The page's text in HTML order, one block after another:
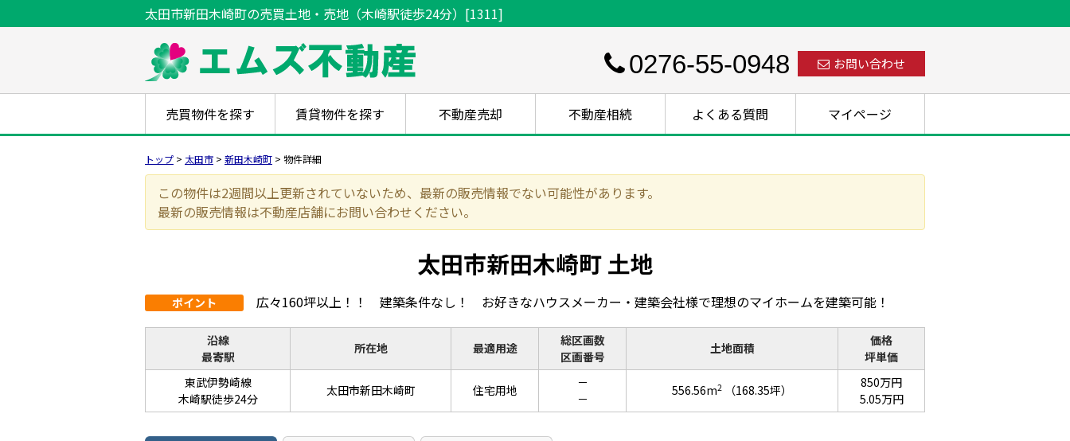
太田市新田木崎町の売買土地・売地（木崎駅徒歩24分）[1311]
お問い合わせ
0276-55-0948
売買物件を探す 賃貸物件を探す 不動産売却 不動産相続 よくある質問 マイページ
トップ > 太田市 > 新田木崎町 > 物件詳細
この物件は2週間以上更新されていないため、最新の販売情報でない可能性があります。
最新の販売情報は不動産店舗にお問い合わせください。
太田市新田木崎町 土地
ポイント 広々160坪以上！！ 建築条件なし！ お好きなハウスメーカー・建築会社様で理想のマイホームを建築可能！
沿線
最寄駅
所在地 最適用途
総区画数
区画番号
土地面積
価格
坪単価
東武伊勢崎線
木崎駅徒歩24分
太田市新田木崎町 住宅用地
－
－
556.56m2 （168.35坪）
850万円
5.05万円